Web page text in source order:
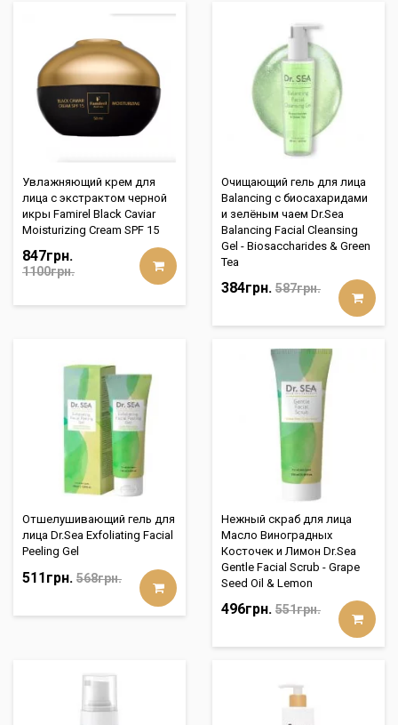
Увлажняющий крем для
лица с экстрактом черной
икры Famirel Black Caviar
Moisturizing Cream SPF 15
847грн.
1100грн.
Очищающий гель для лица
Balancing с биосахаридами
и зелёным чаем Dr.Sea
Balancing Facial Cleansing
Gel - Biosaccharides & Green
Tea
384грн. 587грн.
Отшелушивающий гель для
лица Dr.Sea Exfoliating Facial
Peeling Gel
511грн. 568грн.
Нежный скраб для лица
Масло Виноградных
Косточек и Лимон Dr.Sea
Gentle Facial Scrub - Grape
Seed Oil & Lemon
496грн. 551грн.